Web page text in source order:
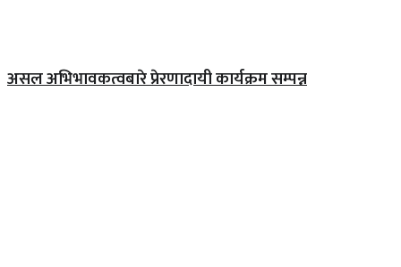
असल अभिभावकत्वबारे प्रेरणादायी कार्यक्रम सम्पन्न